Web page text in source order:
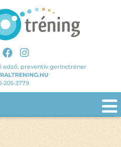
edző, preventív gerinctréner
205-3779